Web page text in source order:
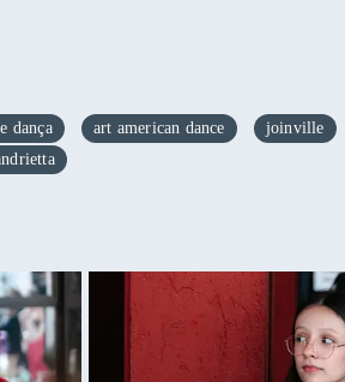
dança art american dance joinville